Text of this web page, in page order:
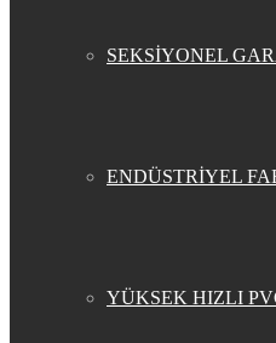
SEKSİYONEL
ENDÜSTRİYEL
YÜKSEK HIZLI